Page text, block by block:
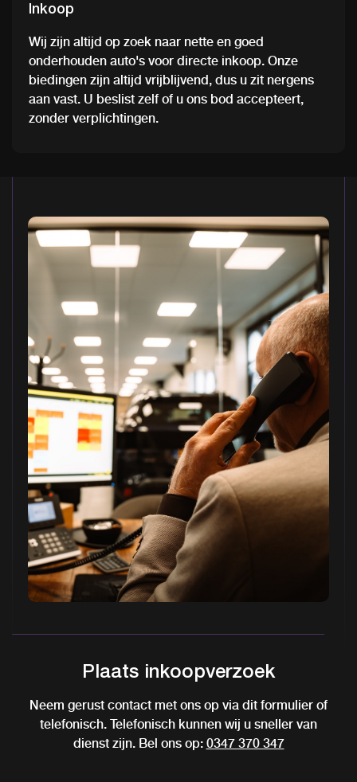
Inkoop
Wij zijn altijd op zoek naar nette en goed
onderhouden auto's voor directe inkoop. Onze
biedingen zijn altijd vrijblijvend, dus u zit nergens
aan vast. U beslist zelf of u ons bod accepteert,
zonder verplichtingen.
Plaats inkoopverzoek
Neem gerust contact met ons op via dit formulier of
telefonisch. Telefonisch kunnen wij u sneller van
dienst zijn. Bel ons op: 0347 370 347